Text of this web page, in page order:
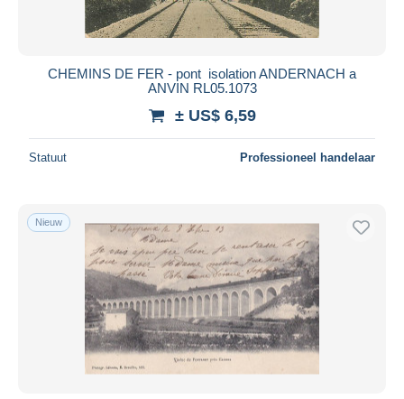
CHEMINS DE FER - pont  isolation ANDERNACH a
ANVIN RL05.1073
± US$ 6,59
Statuut Professioneel handelaar
Nieuw